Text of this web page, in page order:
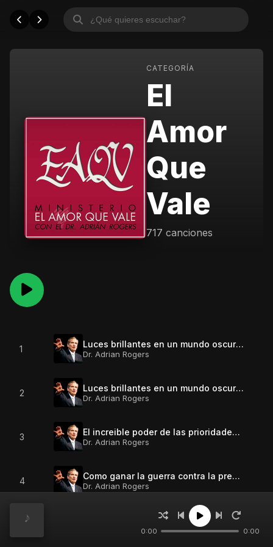
CATEGORÍA
El
Amor
Que
Vale
717 canciones
1 Luces brillantes en un mundo oscuro - P1
Dr. Adrian Rogers
2 Luces brillantes en un mundo oscuro - P1
Dr. Adrian Rogers
3 El increible poder de las prioridades apropiadas
Dr. Adrian Rogers
4 Como ganar la guerra contra la preocupación - P2
Dr. Adrian Rogers
Como ganar la guerra contra la preocupación - P1
Dr. Adrian Rogers0:00 0:00